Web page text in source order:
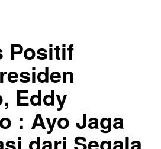
Positif
Eddy
: Ayo Jaga
dari Segala